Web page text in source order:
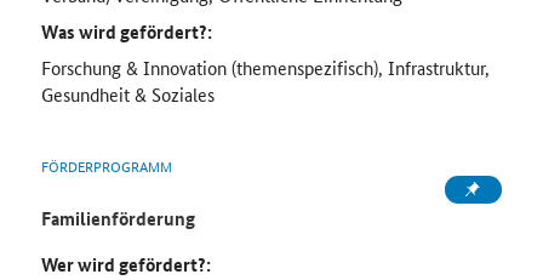
Was wird gefördert?:
Forschung & Innovation (themenspezifisch), Infrastruktur,
Gesundheit & Soziales
FÖRDERPROGRAMM
Familienförderung
Wer wird gefördert?: